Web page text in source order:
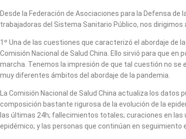
Desde la Federación de Asociaciones para la Defensa
trabajadoras del Sistema Sanitario Público, nos
1º Una de las cuestiones que caracterizó el abordaje de
Comisión Nacional de Salud China. Ello sirvió para que
marcha. Tenemos la impresión de que tal cuestión no se
muy diferentes ámbitos del abordaje de la pandemia.
La Comisión Nacional de Salud China actualiza los
composición bastante rigurosa de la evolución de la
las últimas 24h; fallecimientos totales; curaciones en
epidémico; y las personas que continúan en